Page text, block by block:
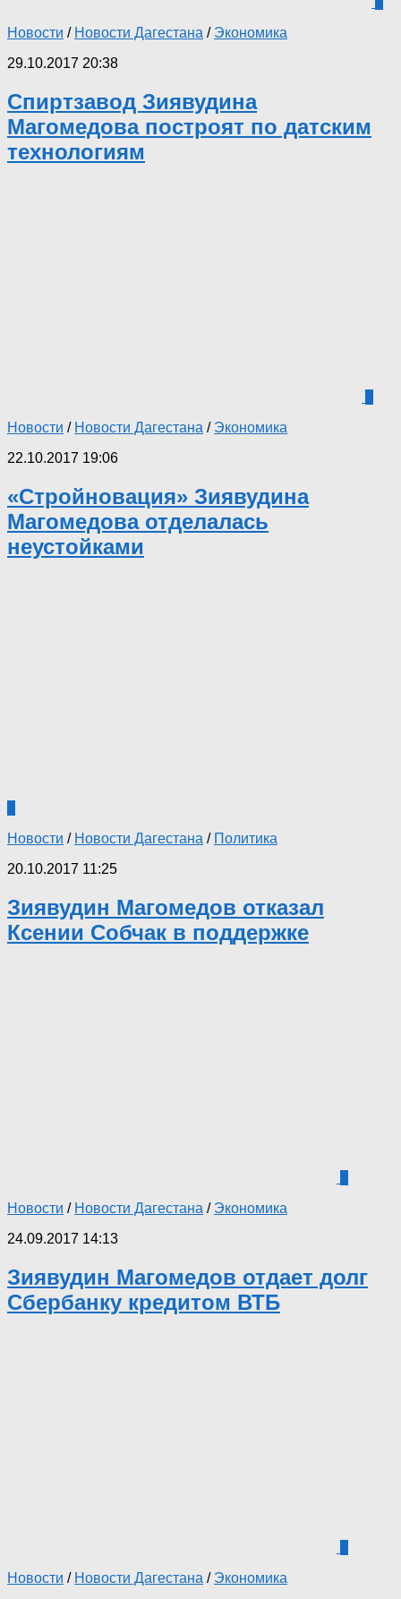
Новости / Новости Дагестана / Экономика
29.10.2017 20:38
Спиртзавод Зиявудина
Магомедова построят по датским
технологиям
Новости / Новости Дагестана / Экономика
22.10.2017 19:06
«Стройновация» Зиявудина
Магомедова отделалась
неустойками
Новости / Новости Дагестана / Политика
20.10.2017 11:25
Зиявудин Магомедов отказал
Ксении Собчак в поддержке
Новости / Новости Дагестана / Экономика
24.09.2017 14:13
Зиявудин Магомедов отдает долг
Сбербанку кредитом ВТБ
Новости / Новости Дагестана / Экономика